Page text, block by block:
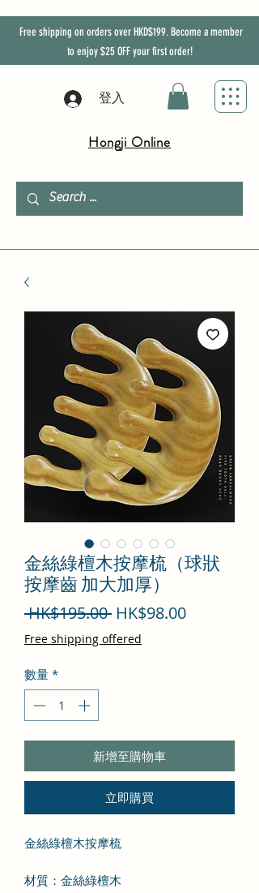
Free shipping on orders over HKD$199. Become a member
to enjoy$25 OFFyour first order!
登入
Hongji Online
金絲綠檀木按摩梳（球狀
按摩齒 加大加厚）
HK$195.00 一
般
HK$98.00促
Free shipping offered
數量 *
新增至購物車
立即購買
金絲綠檀木按摩梳
材質：金絲綠檀木